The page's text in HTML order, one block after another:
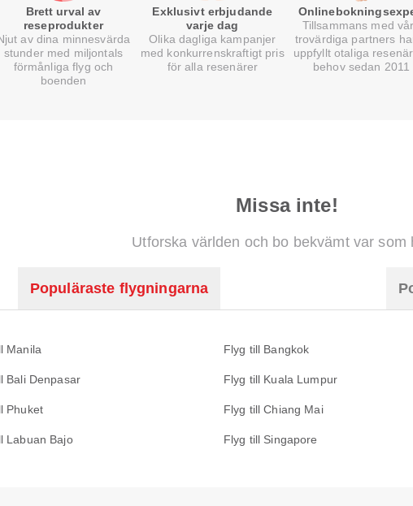
Brett urval av
reseprodukter
av dina minnesvärda
stunder med miljontals
förmånliga flyg och
boenden
Exklusivt erbjudande
varje dag
Olika dagliga kampanjer
med konkurrenskraftigt pris
för alla resenärer
Tillsammans med
trovärdiga partners
uppfyllt otaliga
behov sedan 2011
Missa inte!
Utforska världen och bo bekvämt var som
Populäraste flygningarna
Manila Flyg till Bangkok
Bali Denpasar Flyg till Kuala Lumpur
Phuket Flyg till Chiang Mai
Labuan Bajo Flyg till Singapore